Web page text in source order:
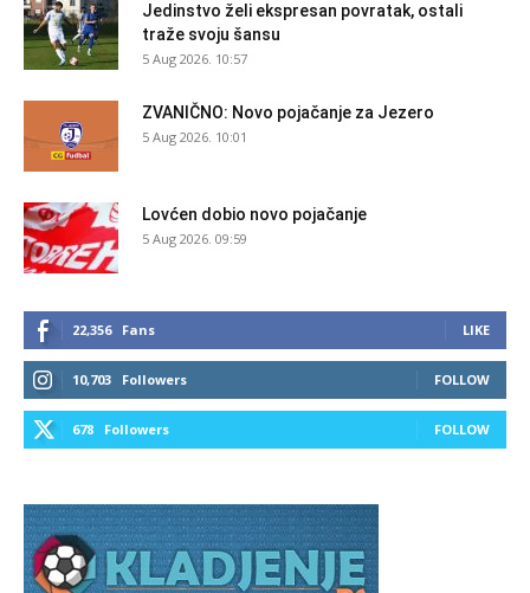
Jedinstvo želi ekspresan povratak, ostali
traže svoju šansu
5 Aug 2026. 10:57
ZVANIČNO: Novo pojačanje za Jezero
5 Aug 2026. 10:01
Lovćen dobio novo pojačanje
5 Aug 2026. 09:59
22,356 Fans LIKE
10,703 Followers FOLLOW
678 Followers FOLLOW